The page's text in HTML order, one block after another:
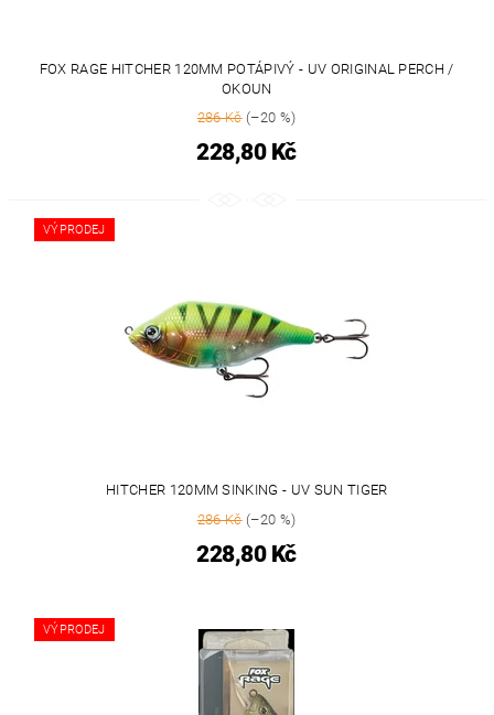
FOX RAGE HITCHER 120MM POTÁPIVÝ - UV ORIGINAL PERCH /
OKOUN
286 Kč(–20 %)
228,80 Kč
VÝPRODEJ
HITCHER 120MM SINKING - UV SUN TIGER
286 Kč(–20 %)
228,80 Kč
VÝPRODEJ